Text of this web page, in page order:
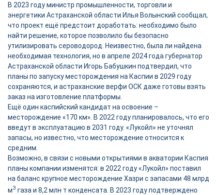
В 2023 году министр промышленности, торговли и
энергетики Астраханской области Илья Волынский сообщал,
что проект ещё предстоит доработать: необходимо было
найти решение, которое позволило бы безопасно
утилизировать сероводород. Неизвестно, была ли найдена
необходимая технология, но в апреле 2024 года губернатор
Астраханской области Игорь Бабушкин подтвердил, что
планы по запуску месторождения на Каспии в 2029 году
сохраняются, и астраханские верфи ОСК даже готовы взять
заказ на изготовление платформы.
Ещё один каспийский кандидат на освоение –
месторождение «170 км». В 2022 году планировалось, что его
введут в эксплуатацию в 2031 году. «Лукойл» не уточнял
запасы, но известно, что месторождение относится к
средним.
Возможно, в связи с новыми открытиями в акватории Каспия
планы компании изменятся: в 2022 году «Лукойл» поставил
на баланс крупное месторождение Хазри с запасами 48 млрд
м3 газа и 8,2 млн т конденсата. В 2023 году подтверждено